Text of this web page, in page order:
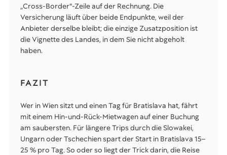
„Cross-Border"-Zeile auf der Rechnung. Die
Versicherung läuft über beide Endpunkte, weil der
Anbieter derselbe bleibt; die einzige Zusatzposition ist
die Vignette des Landes, in dem Sie nicht abgeholt
haben.
FAZIT
Wer in Wien sitzt und einen Tag für Bratislava hat, fährt
mit einem Hin-und-Rück-Mietwagen auf einer Buchung
am saubersten. Für längere Trips durch die Slowakei,
Ungarn oder Tschechien spart der Start in Bratislava 15–
25 % pro Tag. So oder so liegt der Trick darin, die Reise